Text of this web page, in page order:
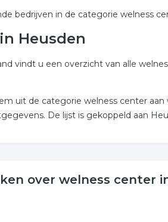
bedrijven in de categorie welness
Heusden
vindt u een overzicht van alle
uit de categorie welness center
De lijst is gekoppeld aan
over welness center